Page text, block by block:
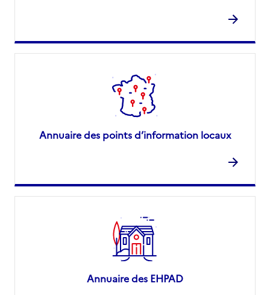
Annuaire des points d’information locaux
Annuaire des EHPAD